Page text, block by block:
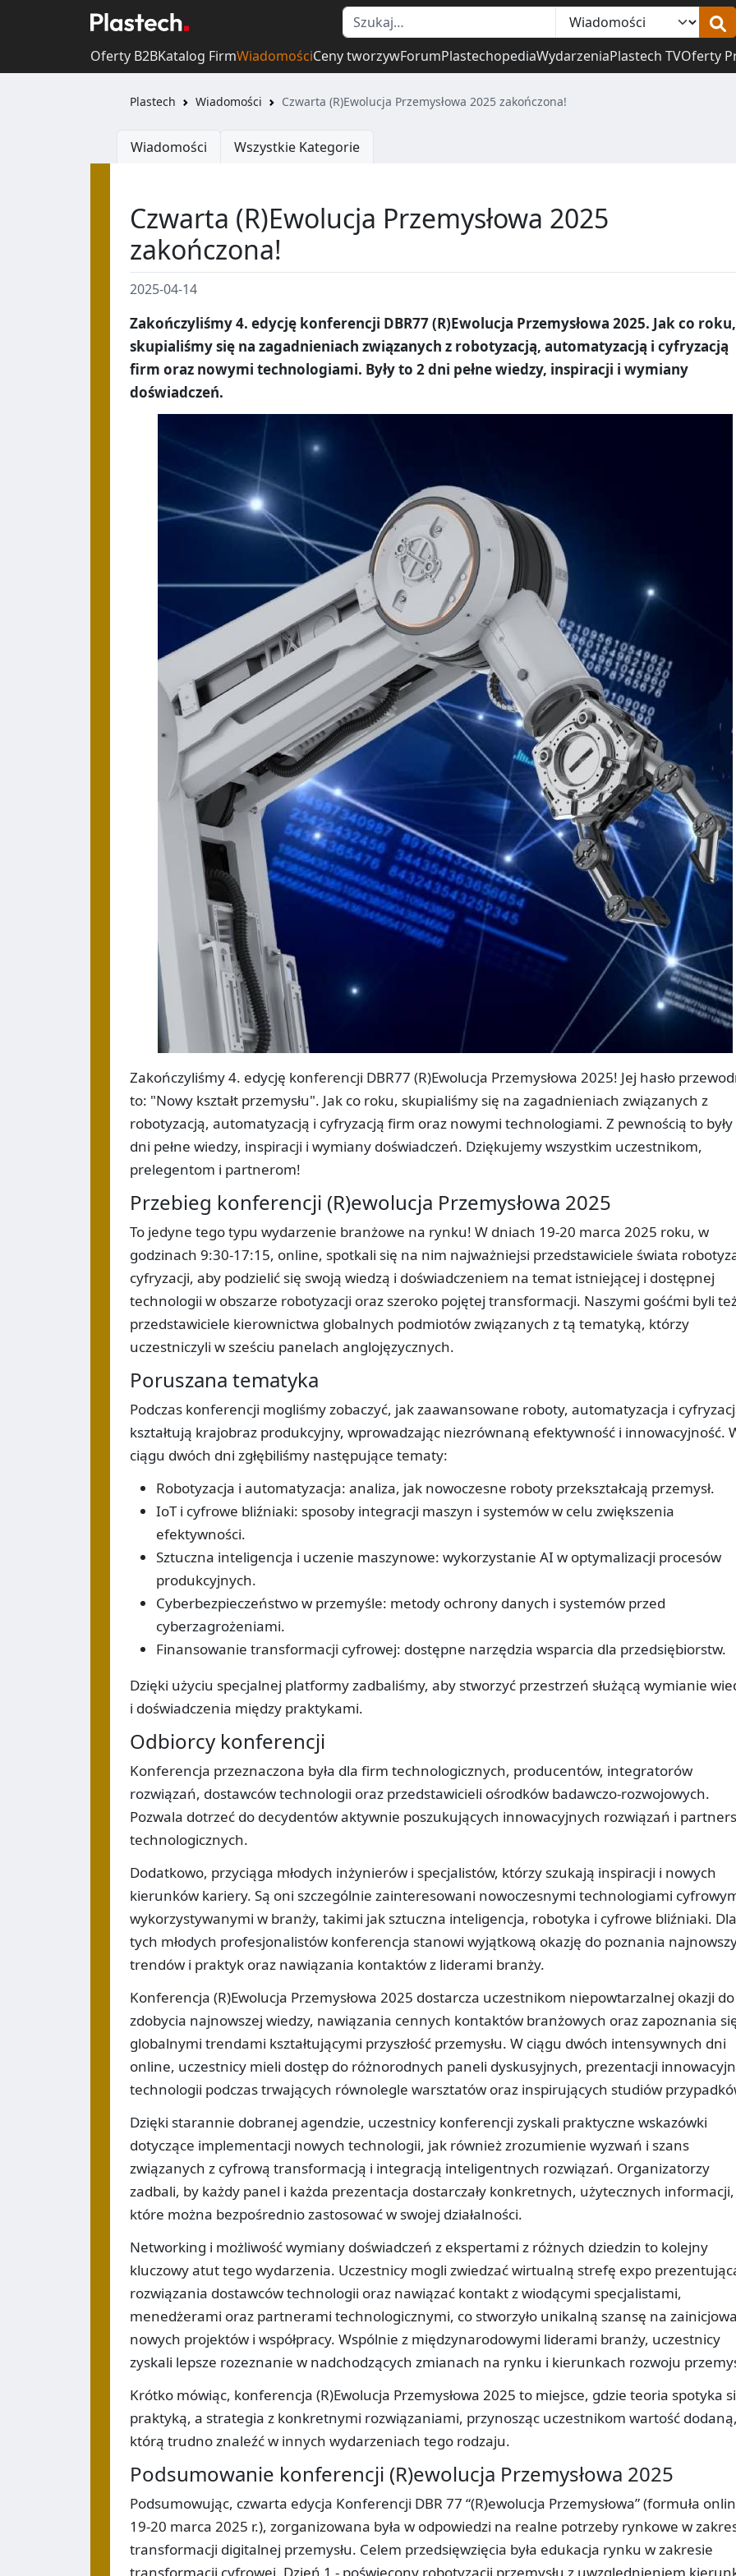
Oferty B2BKatalog FirmWiadomościCeny tworzywForumPlastechopediaWydarzeniaPlastech TVOferty
Plastech Wiadomości Czwarta (R)Ewolucja Przemysłowa 2025 zakończona!
Wiadomości Wszystkie Kategorie
Czwarta (R)Ewolucja Przemysłowa 2025
zakończona!
2025-04-14
Zakończyliśmy 4. edycję konferencji DBR77 (R)Ewolucja Przemysłowa 2025. Jak co roku,
skupialiśmy się na zagadnieniach związanych z robotyzacją, automatyzacją i cyfryzacją
firm oraz nowymi technologiami. Były to 2 dni pełne wiedzy, inspiracji i wymiany
doświadczeń.
Zakończyliśmy 4. edycję konferencji DBR77 (R)Ewolucja Przemysłowa 2025! Jej hasło
to: "Nowy kształt przemysłu". Jak co roku, skupialiśmy się na zagadnieniach związanych z
robotyzacją, automatyzacją i cyfryzacją firm oraz nowymi technologiami. Z pewnością to były
dni pełne wiedzy, inspiracji i wymiany doświadczeń. Dziękujemy wszystkim uczestnikom,
prelegentom i partnerom!
Przebieg konferencji (R)ewolucja Przemysłowa 2025
To jedyne tego typu wydarzenie branżowe na rynku! W dniach 19-20 marca 2025 roku, w
godzinach 9:30-17:15, online, spotkali się na nim najważniejsi przedstawiciele świata
cyfryzacji, aby podzielić się swoją wiedzą i doświadczeniem na temat istniejącej i dostępnej
technologii w obszarze robotyzacji oraz szeroko pojętej transformacji. Naszymi gośćmi byli
przedstawiciele kierownictwa globalnych podmiotów związanych z tą tematyką, którzy
uczestniczyli w sześciu panelach anglojęzycznych.
Poruszana tematyka
Podczas konferencji mogliśmy zobaczyć, jak zaawansowane roboty, automatyzacja i
kształtują krajobraz produkcyjny, wprowadzając niezrównaną efektywność i innowacyjność.
ciągu dwóch dni zgłębiliśmy następujące tematy:
Robotyzacja i automatyzacja: analiza, jak nowoczesne roboty przekształcają przemysł.
IoT i cyfrowe bliźniaki: sposoby integracji maszyn i systemów w celu zwiększenia
efektywności.
Sztuczna inteligencja i uczenie maszynowe: wykorzystanie AI w optymalizacji procesów
produkcyjnych.
Cyberbezpieczeństwo w przemyśle: metody ochrony danych i systemów przed
cyberzagrożeniami.
Finansowanie transformacji cyfrowej: dostępne narzędzia wsparcia dla przedsiębiorstw.
Dzięki użyciu specjalnej platformy zadbaliśmy, aby stworzyć przestrzeń służącą wymianie
i doświadczenia między praktykami.
Odbiorcy konferencji
Konferencja przeznaczona była dla firm technologicznych, producentów, integratorów
rozwiązań, dostawców technologii oraz przedstawicieli ośrodków badawczo-rozwojowych.
Pozwala dotrzeć do decydentów aktywnie poszukujących innowacyjnych rozwiązań i
technologicznych.
Dodatkowo, przyciąga młodych inżynierów i specjalistów, którzy szukają inspiracji i nowych
kierunków kariery. Są oni szczególnie zainteresowani nowoczesnymi technologiami
wykorzystywanymi w branży, takimi jak sztuczna inteligencja, robotyka i cyfrowe bliźniaki. Dla
tych młodych profesjonalistów konferencja stanowi wyjątkową okazję do poznania
trendów i praktyk oraz nawiązania kontaktów z liderami branży.
Konferencja (R)Ewolucja Przemysłowa 2025 dostarcza uczestnikom niepowtarzalnej okazji do
zdobycia najnowszej wiedzy, nawiązania cennych kontaktów branżowych oraz zapoznania
globalnymi trendami kształtującymi przyszłość przemysłu. W ciągu dwóch intensywnych dni
online, uczestnicy mieli dostęp do różnorodnych paneli dyskusyjnych, prezentacji
technologii podczas trwających równolegle warsztatów oraz inspirujących studiów
Dzięki starannie dobranej agendzie, uczestnicy konferencji zyskali praktyczne wskazówki
dotyczące implementacji nowych technologii, jak również zrozumienie wyzwań i szans
związanych z cyfrową transformacją i integracją inteligentnych rozwiązań. Organizatorzy
zadbali, by każdy panel i każda prezentacja dostarczały konkretnych, użytecznych informacji,
które można bezpośrednio zastosować w swojej działalności.
Networking i możliwość wymiany doświadczeń z ekspertami z różnych dziedzin to kolejny
kluczowy atut tego wydarzenia. Uczestnicy mogli zwiedzać wirtualną strefę expo
rozwiązania dostawców technologii oraz nawiązać kontakt z wiodącymi specjalistami,
menedżerami oraz partnerami technologicznymi, co stworzyło unikalną szansę na
nowych projektów i współpracy. Wspólnie z międzynarodowymi liderami branży, uczestnicy
zyskali lepsze rozeznanie w nadchodzących zmianach na rynku i kierunkach rozwoju
Krótko mówiąc, konferencja (R)Ewolucja Przemysłowa 2025 to miejsce, gdzie teoria spotyka
praktyką, a strategia z konkretnymi rozwiązaniami, przynosząc uczestnikom wartość dodaną,
którą trudno znaleźć w innych wydarzeniach tego rodzaju.
Podsumowanie konferencji (R)ewolucja Przemysłowa 2025
Podsumowując, czwarta edycja Konferencji DBR 77 “(R)ewolucja Przemysłowa” (formuła
19-20 marca 2025 r.), zorganizowana była w odpowiedzi na realne potrzeby rynkowe w
transformacji digitalnej przemysłu. Celem przedsięwzięcia była edukacja rynku w zakresie